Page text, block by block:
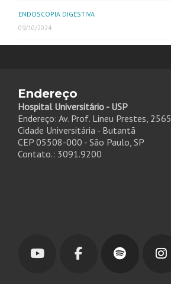
ENDOSCOPIA DIGESTIVA
09/10/2024
Endereço
Hospital Universitário - USP
Endereço: Av. Prof. Lineu Prestes, 2565
Cidade Universitária - Butantã
CEP 05508-000 - São Paulo, SP
Contato.: 3091.9200